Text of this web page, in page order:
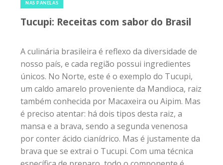
NAS PANELAS
Tucupi: Receitas com sabor do Brasil
A culinária brasileira é reflexo da diversidade de
nosso país, e cada região possui ingredientes
únicos. No Norte, este é o exemplo do Tucupi,
um caldo amarelo proveniente da Mandioca, raiz
também conhecida por Macaxeira ou Aipim. Mas
é preciso atentar: há dois tipos desta raiz, a
mansa e a brava, sendo a segunda venenosa
por conter ácido cianídrico. Mas é justamente da
brava que se extrai o Tucupi. Com uma técnica